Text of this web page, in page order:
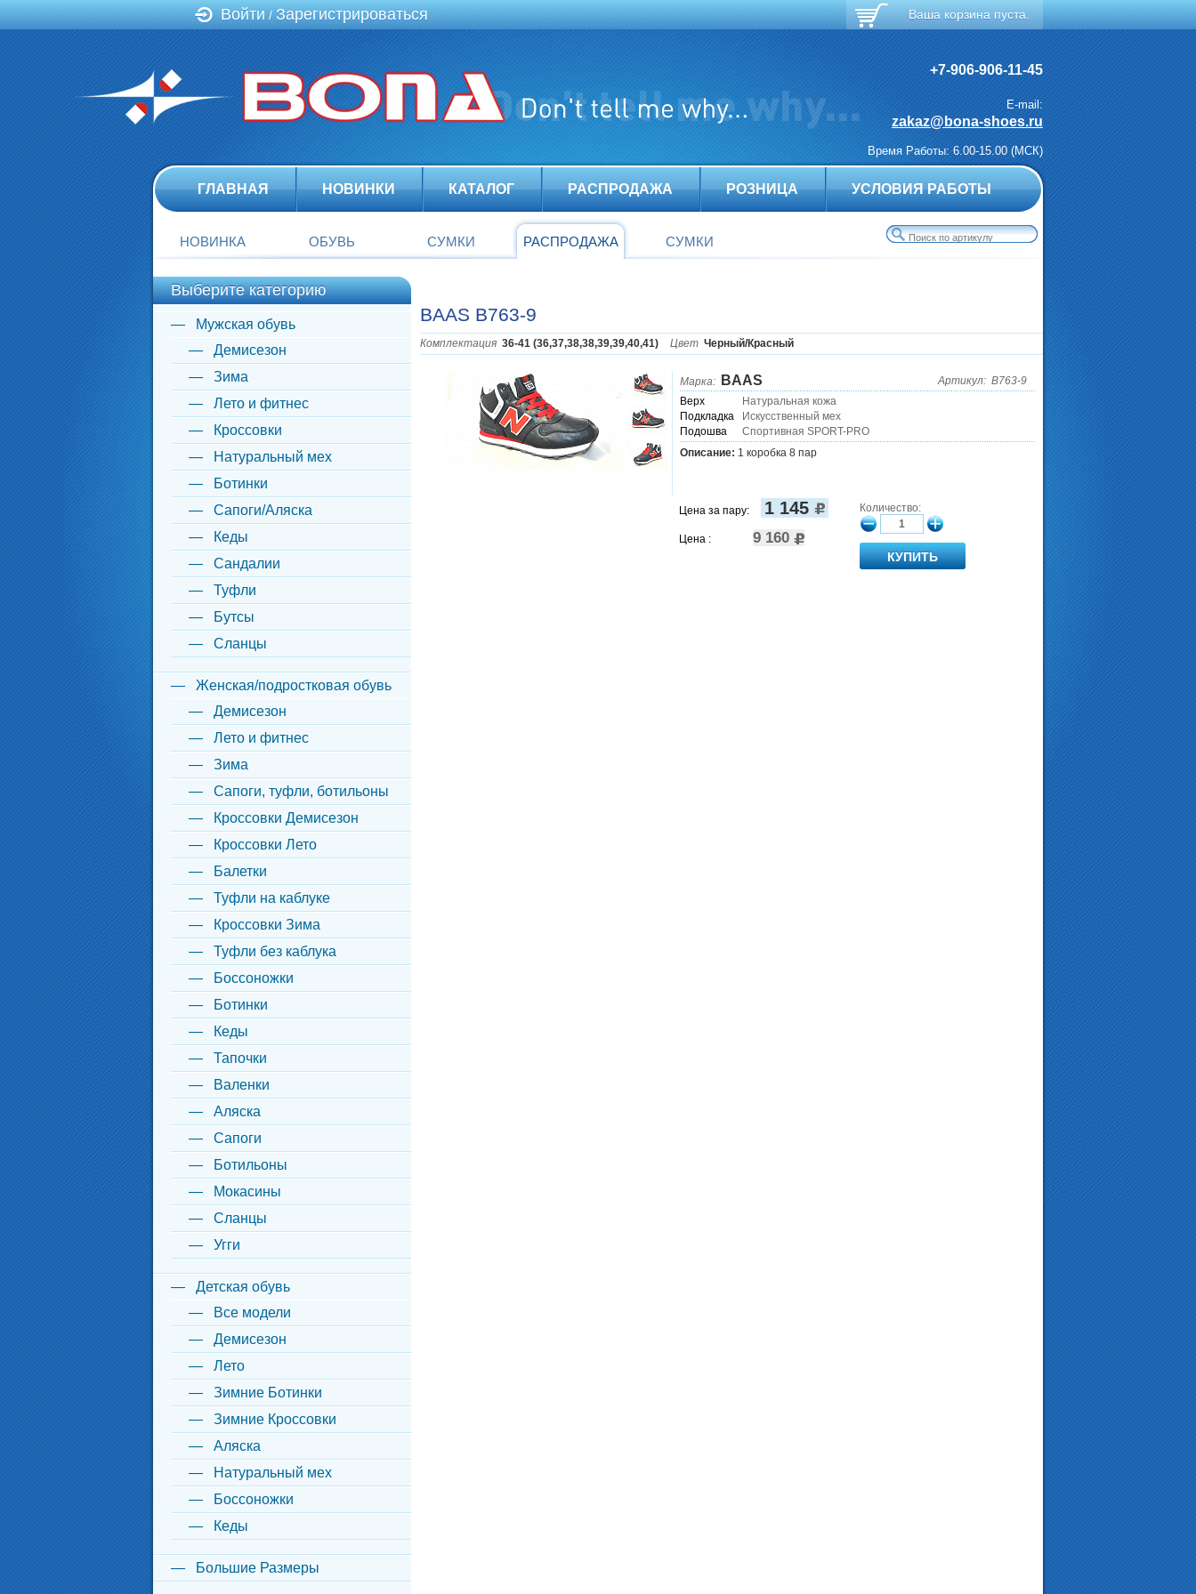
Войти / Зарегистрироваться Ваша корзина пуста.
+7-906-906-11-45
E-mail:
zakaz@bona-shoes.ru
Время Работы: 6.00-15.00 (МСК)
ГЛАВНАЯ НОВИНКИ КАТАЛОГ РАСПРОДАЖА РОЗНИЦА УСЛОВИЯ РАБОТЫ
НОВИНКА ОБУВЬ СУМКИ РАСПРОДАЖА СУМКИ
BAAS B763-9
Комплектация 36-41 (36,37,38,38,39,39,40,41) Цвет Черный/Красный
Марка: BAAS Артикул: B763-9
Верх
Натуральная кожа
Подкладка
Искусственный мех
Подошва
Спортивная SPORT-PRO
Описание: 1 коробка 8 пар
Цена за пару: 1 145
Цена : 9 160
Количество:
Выберите категорию
Мужская обувь
Демисезон
Зима
Лето и фитнес
Кроссовки
Натуральный мех
Ботинки
Сапоги/Аляска
Кеды
Сандалии
Туфли
Бутсы
Сланцы
Женская/подростковая обувь
Демисезон
Лето и фитнес
Зима
Сапоги, туфли, ботильоны
Кроссовки Демисезон
Кроссовки Лето
Балетки
Туфли на каблуке
Кроссовки Зима
Туфли без каблука
Боссоножки
Ботинки
Кеды
Тапочки
Валенки
Аляска
Сапоги
Ботильоны
Мокасины
Сланцы
Угги
Детская обувь
Все модели
Демисезон
Лето
Зимние Ботинки
Зимние Кроссовки
Аляска
Натуральный мех
Боссоножки
Кеды
Большие Размеры